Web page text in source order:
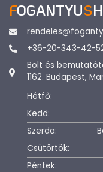
FOGANTYUS
+36-20-343-42-
Bolt és
1162. Budapest,
Hétfő:
Kedd:
Szerda:
Csütörtök:
Péntek: